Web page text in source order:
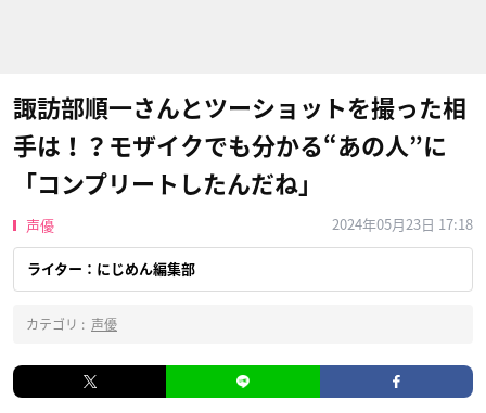
諏訪部順一さんとツーショットを撮った相
手は！？モザイクでも分かる“あの人”に
「コンプリートしたんだね」
声優 2024年05月23日 17:18
ライター：にじめん編集部
カテゴリ : 声優